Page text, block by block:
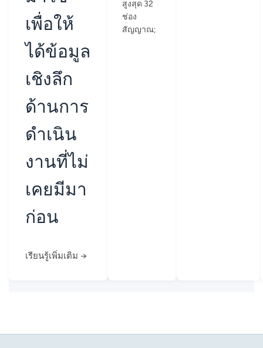
เพื่อให้
ได้ข้อมูล
เชิงลึก
ด้านการ
ดำเนิน
งานที่ไม่
เคยมีมา
ก่อน
เรียนรู้เพิ่มเติม →
สูงสุด 32
ช่อง
สัญญาณ;